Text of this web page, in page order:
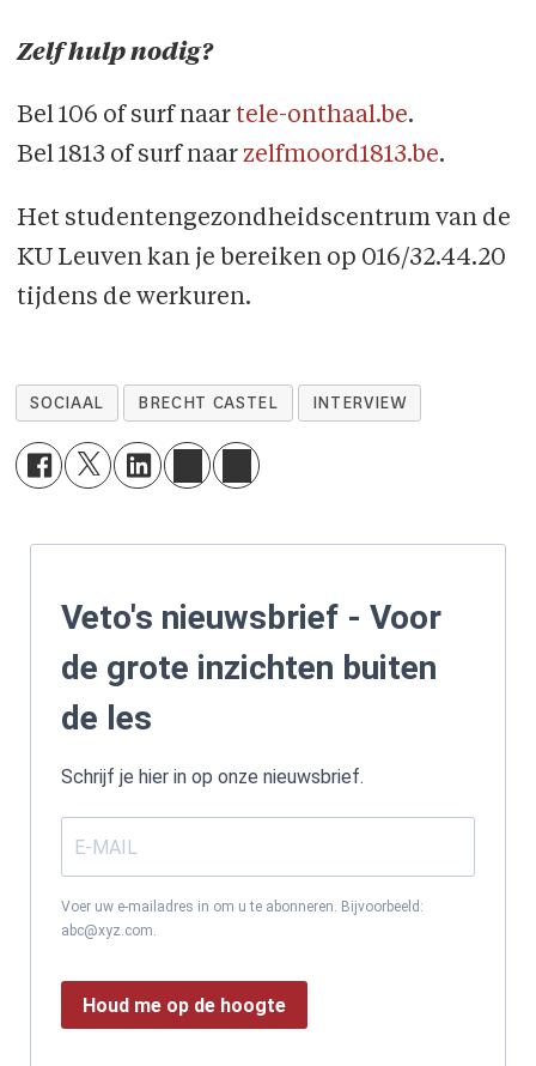
Zelf hulp nodig?
Bel 106 of surf naar tele-onthaal.be.
Bel 1813 of surf naar zelfmoord1813.be.
Het studentengezondheidscentrum van de
KU Leuven kan je bereiken op 016/32.44.20
tijdens de werkuren.
SOCIAAL BRECHT CASTEL INTERVIEW
Veto's nieuwsbrief - Voor
de grote inzichten buiten
de les
Schrijf je hier in op onze nieuwsbrief.
Voer uw e-mailadres in om u te abonneren. Bijvoorbeeld:
abc@xyz.com.
Houd me op de hoogte